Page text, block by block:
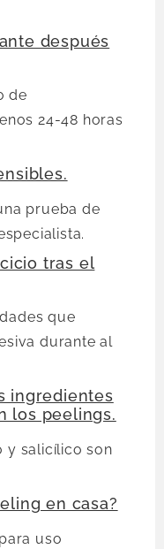
después
de
24-48 horas
prueba de
tras el
que
durante al
ingredientes
los peelings.
y salicílico son
en casa?
uso